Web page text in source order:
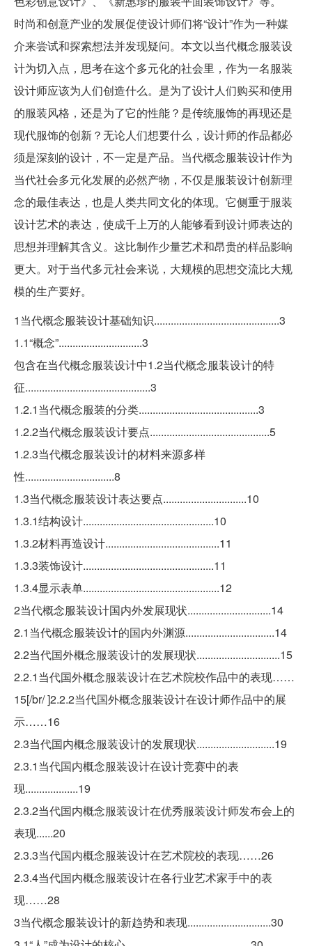
时尚和创意产业的发展促使设计师们将“设计”作为一种媒
介来尝试和探索想法并发现疑问。本文以当代概念服装设
计为切入点，思考在这个多元化的社会里，作为一名服装
设计师应该为人们创造什么。是为了设计人们购买和使用
的服装风格，还是为了它的性能？是传统服饰的再现还是
现代服饰的创新？无论人们想要什么，设计师的作品都必
须是深刻的设计，不一定是产品。当代概念服装设计作为
当代社会多元化发展的必然产物，不仅是服装设计创新理
念的最佳表达，也是人类共同文化的体现。它侧重于服装
设计艺术的表达，使成千上万的人能够看到设计师表达的
思想并理解其含义。这比制作少量艺术和昂贵的样品影响
更大。对于当代多元社会来说，大规模的思想交流比大规
模的生产要好。
1当代概念服装设计基础知识.............................................3
1.1“概念”..............................3
包含在当代概念服装设计中1.2当代概念服装设计的特
征.............................................3
1.2.1当代概念服装的分类...........................................3
1.2.2当代概念服装设计要点...........................................5
1.2.3当代概念服装设计的材料来源多样
性................................8
1.3当代概念服装设计表达要点..............................10
1.3.1结构设计...............................................10
1.3.2材料再造设计.........................................11
1.3.3装饰设计...............................................11
1.3.4显示表单.................................................12
2当代概念服装设计国内外发展现状..............................14
2.1当代概念服装设计的国内外渊源................................14
2.2当代国外概念服装设计的发展现状..............................15
2.2.1当代国外概念服装设计在艺术院校作品中的表现……
15[/br/ ]2.2.2当代国外概念服装设计在设计师作品中的展
示……16
2.3当代国内概念服装设计的发展现状............................19
2.3.1当代国内概念服装设计在设计竞赛中的表
现...................19
2.3.2当代国内概念服装设计在优秀服装设计师发布会上的
表现......20
2.3.3当代国内概念服装设计在艺术院校的表现……26
2.3.4当代国内概念服装设计在各行业艺术家手中的表
现……28
3当代概念服装设计的新趋势和表现..............................30